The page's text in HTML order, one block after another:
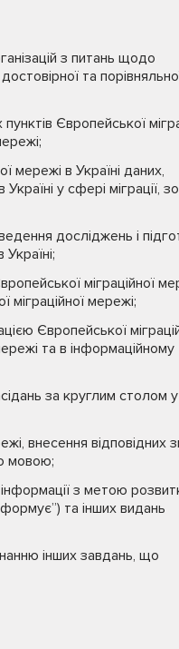
з питань щодо
та
Європейської
мережі в Україні даних,
у сфері міграції,
досліджень і
міграційної
міграційної мережі;
Європейської
та в інформаційному
за круглим столом у
внесення відповідних
мовою;
з метою
та інших видань
інших завдань, що